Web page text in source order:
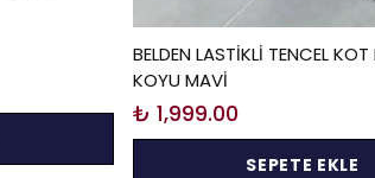
BELDEN LASTİKLİ TENCEL
KOYU MAVİ
₺ 1,999.00
SEPETE EKLE